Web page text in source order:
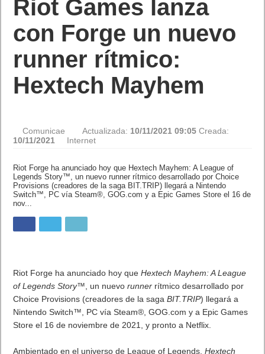
Riot Games lanza
con Forge un nuevo
runner rítmico:
Hextech Mayhem
Comunicae Actualizada:10/11/2021 09:05 Creada:
10/11/2021
Internet
Riot Forge ha anunciado hoy que Hextech Mayhem: A League of
Legends Story™, un nuevo runner rítmico desarrollado por Choice
Provisions (creadores de la saga BIT.TRIP) llegará a Nintendo
Switch™, PC vía Steam®, GOG.com y a Epic Games Store el 16
Riot Forge ha anunciado hoy que
Hextech Mayhem: A League
of Legends Story™
rítmico desarrollado por
Choice Provisions (creadores de la saga
BIT.TRIP) llegará a
Nintendo Switch™, PC vía Steam®, GOG.com y a Epic Games
Store el 16 de noviembre de 2021, y pronto a Netflix.